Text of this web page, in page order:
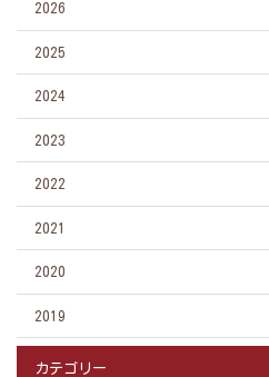
2026
2025
2024
2023
2022
2021
2020
2019
カテゴリー